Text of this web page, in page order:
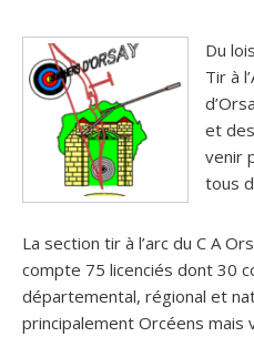
Du
Tir à
et
venir
tous
La section tir à l’arc du C A
compte 75 licenciés dont 30
départemental, régional et
principalement Orcéens mais